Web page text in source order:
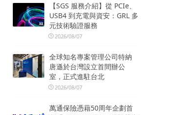
【SGS 服務介紹】從 PCIe、
USB4 到充電與資安：GRL 多
元技術驗證服務
2026/08/07
全球知名專案管理公司特納
唐遜於台灣設立首間辦公
室，正式進駐台北
2026/08/07
萬通保險憑藉50周年企劃首